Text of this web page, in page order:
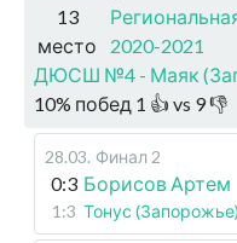
13
место
2020-2021
ДЮСШ №4 - Маяк
10% побед 1 👍 vs 9👎
28.03. Финал 2
0:3 Борисов Артем
1:3 Тонус (Запорожье)